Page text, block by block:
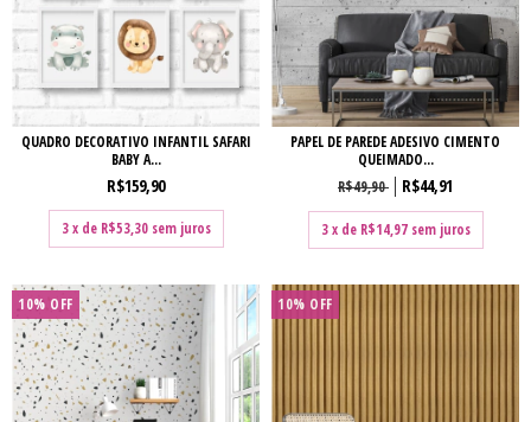
QUADRO DECORATIVO INFANTIL SAFARI
BABY A...
R$159,90
3 x de R$53,30 sem juros
PAPEL DE PAREDE ADESIVO CIMENTO
QUEIMADO...
R$49,90
R$44,91
3 x de R$14,97 sem juros
10% OFF 10% OFF